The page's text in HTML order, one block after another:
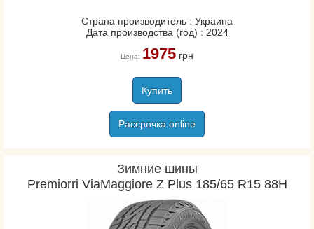
Страна производитель : Украина
Дата производства (год) : 2024
Цена: 1975грн
Купить
Рассрочка online
Зимние шины
Premiorri ViaMaggiore Z Plus 185/65 R15 88H